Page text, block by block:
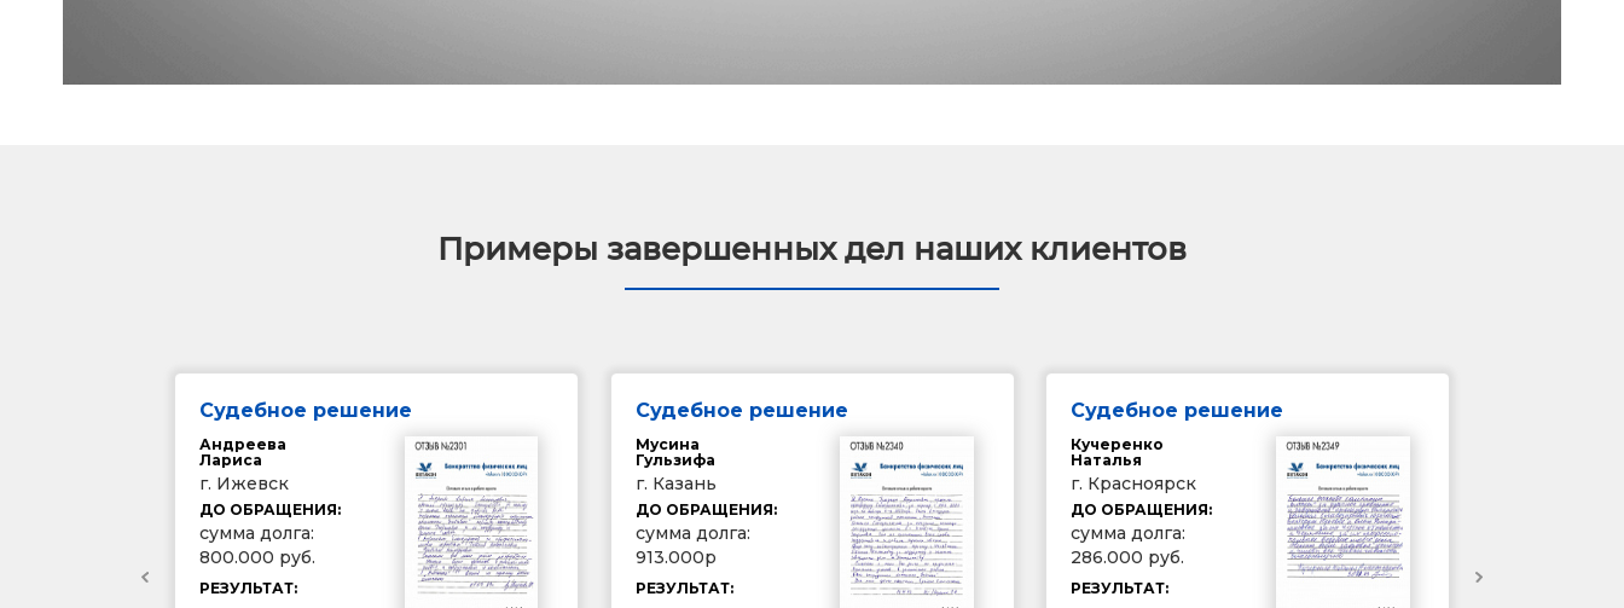
Примеры завершенных дел наших клиентов
Судебное решение
Андреева
Лариса
г. Ижевск
ДО ОБРАЩЕНИЯ:
сумма долга:
800.000 руб.
РЕЗУЛЬТАТ:
Судебное решение
Мусина
Гульзифа
г. Казань
ДО ОБРАЩЕНИЯ:
сумма долга:
913.000р
РЕЗУЛЬТАТ:
Судебное решение
Кучеренко
Наталья
г. Красноярск
ДО ОБРАЩЕНИЯ:
сумма долга:
286.000 руб.
РЕЗУЛЬТАТ: